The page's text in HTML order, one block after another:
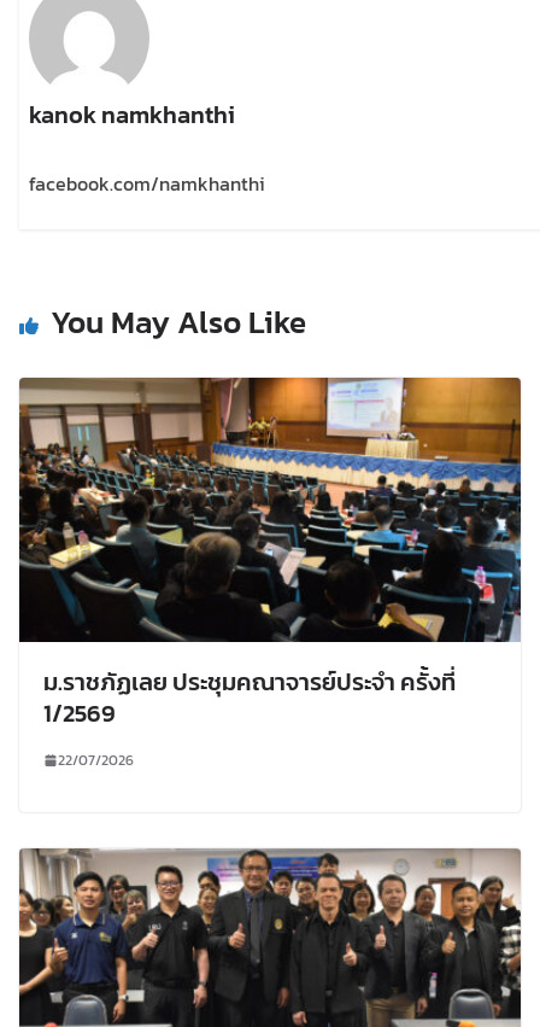
kanok namkhanthi
facebook.com/namkhanthi
You May Also Like
ม.ราชภัฏเลย ประชุมคณาจารย์ประจำ ครั้งที่
1/2569
22/07/2026